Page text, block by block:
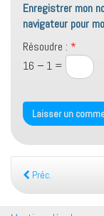
Enregistrer mon
navigateur pour
Résoudre : *
16 − 1 =
Préc.